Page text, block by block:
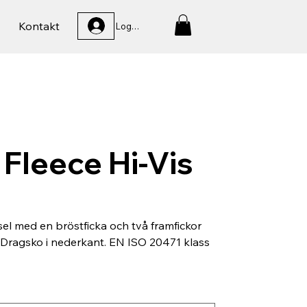
Kontakt Logga In
Hi-Vis
med en bröstficka och två framfickor
i nederkant. EN ISO 20471 klass